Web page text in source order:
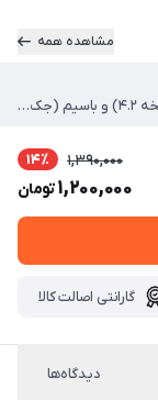
مشاهده همه
بی‌سیم (بلوتوث نسخه ۴.۲) و باسیم (جک ۳.۵ میلی‌متری)
1,390,000 14٪
1,200,000تومان
گارانتی اصالت کالا
دیدگاه‌ها